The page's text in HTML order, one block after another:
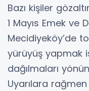
Bazı kişiler
1 Mayıs Emek ve
Mecidiyeköy’de
yürüyüş yapmak
dağılmaları
Uyarılara